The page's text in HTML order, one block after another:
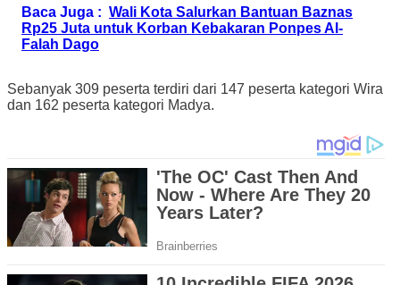
Baca Juga : Wali Kota Salurkan Bantuan Baznas
Rp25 Juta untuk Korban Kebakaran Ponpes Al-
Falah Dago
Sebanyak 309 peserta terdiri dari 147 peserta kategori Wira
dan 162 peserta kategori Madya.